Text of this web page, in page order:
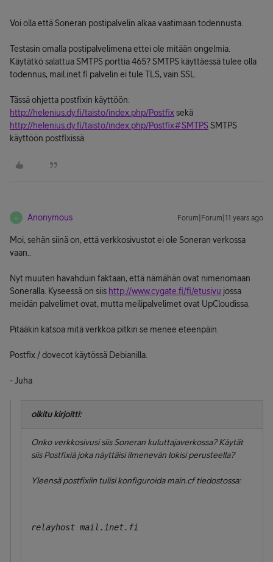
Voi olla että Soneran postipalvelin alkaa vaatimaan todennusta.
Testasin omalla postipalvelimena ettei ole mitään ongelmia.
Käytätkö salattua SMTPS porttia 465? SMTPS käyttäessä tulee olla
todennus, mail.inet.fi palvelin ei tule TLS, vain SSL.
Tässä ohjetta postfixin käyttöön:
http://helenius.dy.fi/taisto/index.php/Postfixsekä
http://helenius.dy.fi/taisto/index.php/Postfix#SMTPSSMTPS
käyttöön postfixissä.
A Anonymous Forum|Forum|11 years ago
Moi, sehän siinä on, että verkkosivustot ei ole Soneran verkossa
vaan..
Nyt muuten havahduin faktaan, että nämähän ovat nimenomaan
Soneralla. Kyseessä on siis http://www.cygate.fi/fi/etusivu jossa
meidän palvelimet ovat, mutta meilipalvelimet ovat UpCloudissa.
Pitääkin katsoa mitä verkkoa pitkin se menee eteenpäin.
Postfix / dovecot käytössä Debianilla.
- Juha
olkitu kirjoitti:
Onko verkkosivusi siis Soneran kuluttajaverkossa? Käytät
siis Postfixiä joka näyttäisi ilmenevän lokisi perusteella?
Yleensä postfixiin tulisi konfiguroida main.cf tiedostossa:
relayhost mail.inet.fi